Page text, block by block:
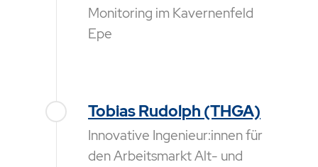
Monitoring im Kavernenfeld
Epe
Tobias Rudolph (THGA)
Innovative Ingenieur:innen für
den Arbeitsmarkt Alt- und